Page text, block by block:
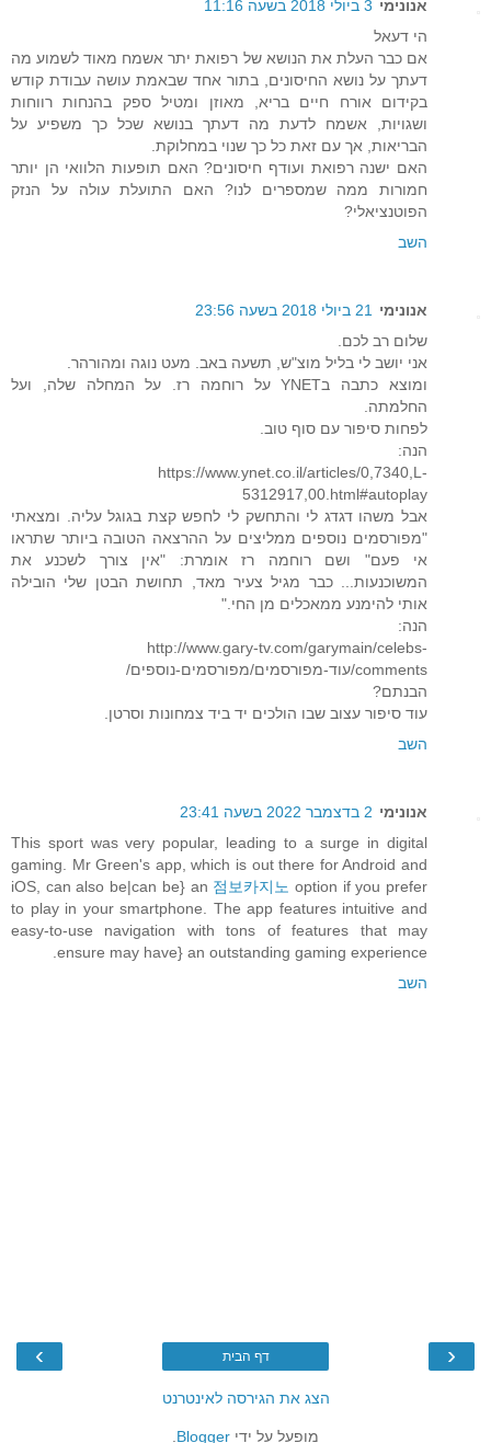
אנונימי 3 ביולי 2018 בשעה 11:16
הי דעאל
אם כבר העלת את הנושא של רפואת יתר אשמח מאוד לשמוע מה
דעתך על נושא החיסונים, בתור אחד שבאמת עושה עבודת קודש
בקידום אורח חיים בריא, מאוזן ומטיל ספק בהנחות רווחות
ושגויות, אשמח לדעת מה דעתך בנושא שכל כך משפיע על
הבריאות, אך עם זאת כל כך שנוי במחלוקת.
האם ישנה רפואת ועודף חיסונים? האם תופעות הלוואי הן יותר
חמורות ממה שמספרים לנו? האם התועלת עולה על הנזק
הפוטנציאלי?
השב
אנונימי
21 ביולי 2018 בשעה 23:56
שלום רב לכם.
אני יושב לי בליל מוצ"ש, תשעה באב. מעט נוגה ומהורהר.
ומוצא כתבה בYNET על רוחמה רז. על המחלה שלה, ועל
החלמתה.
לפחות סיפור עם סוף טוב.
הנה:
https://www.ynet.co.il/articles/0,7340,L-
5312917,00.html#autoplay
אבל משהו דגדג לי והתחשק לי לחפש קצת בגוגל עליה. ומצאתי
"מפורסמים נוספים ממליצים על ההרצאה הטובה ביותר שתראו
אי פעם" ושם רוחמה רז אומרת: "אין צורך לשכנע את
המשוכנעות... כבר מגיל צעיר מאד, תחושת הבטן שלי הובילה
אותי להימנע ממאכלים מן החי."
הנה:
http://www.gary-tv.com/garymain/celebs-
comments/עוד-מפורסמים/מפורסמים-נוספים/
הבנתם?
עוד סיפור עצוב שבו הולכים יד ביד צמחונות וסרטן.
השב
אנונימי 2 בדצמבר 2022 בשעה 23:41
This sport was very popular, leading to a surge in digital
gaming. Mr Green's app, which is out there for Android and
iOS, can also be|can be} an 점보카지노 option if you prefer
to play in your smartphone. The app features intuitive and
easy-to-use navigation with tons of features that may
ensure may have} an outstanding gaming experience.
השב
‹
› דף הבית
הצג את הגירסה לאינטרנט
מופעל על ידי Blogger